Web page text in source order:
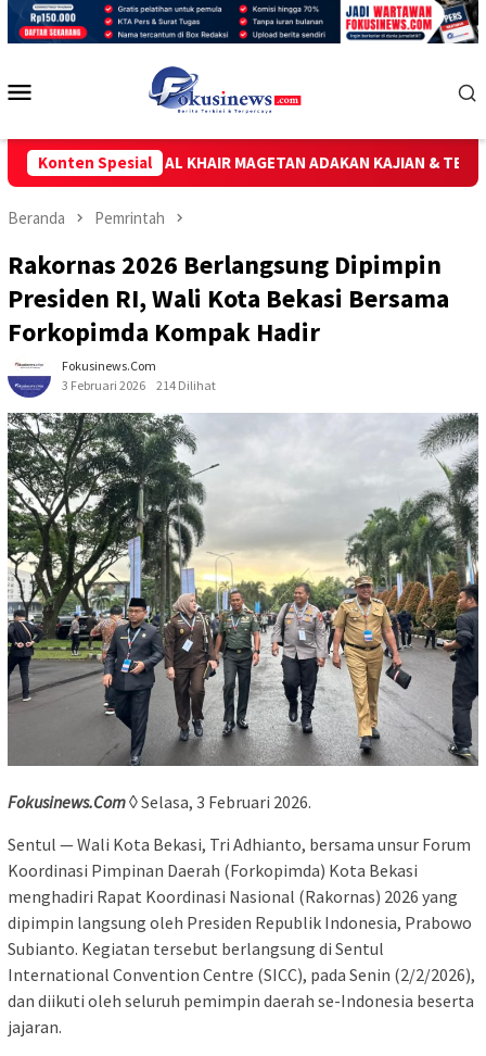
Loncat
Konten Spesial
MASJID AL KHAIR MAGETAN ADAKAN KAJIAN & TERAPI RUQYAH
Beranda Pemrintah
Rakornas 2026 Berlangsung Dipimpin
Presiden RI, Wali Kota Bekasi Bersama
Forkopimda Kompak Hadir
Fokusinews.com
3 Februari 2026
214 Dilihat
Fokusinews.Com◊ Selasa, 3 Februari 2026.
Sentul — Wali Kota Bekasi, Tri Adhianto, bersama unsur Forum
Koordinasi Pimpinan Daerah (Forkopimda) Kota Bekasi
menghadiri Rapat Koordinasi Nasional (Rakornas) 2026 yang
dipimpin langsung oleh Presiden Republik Indonesia, Prabowo
Subianto. Kegiatan tersebut berlangsung di Sentul
International Convention Centre (SICC), pada Senin (2/2/2026),
dan diikuti oleh seluruh pemimpin daerah se-Indonesia beserta
jajaran.